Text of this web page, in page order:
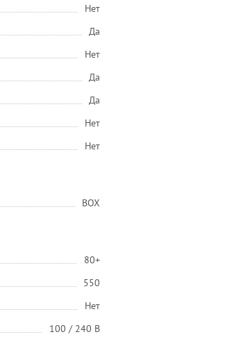
Нет
Да
Нет
Да
Да
Нет
Нет
BOX
80+
550
Нет
100 / 240 В